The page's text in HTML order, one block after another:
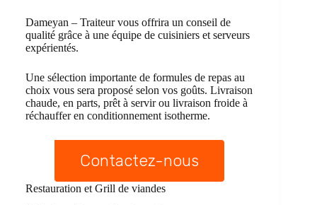
Dameyan – Traiteur vous offrira un conseil de
qualité grâce à une équipe de cuisiniers et serveurs
expérientés.
Une sélection importante de formules de repas au
choix vous sera proposé selon vos goûts. Livraison
chaude, en parts, prêt à servir ou livraison froide à
réchauffer en conditionnement isotherme.
Contactez-nous
Restauration et Grill de viandes